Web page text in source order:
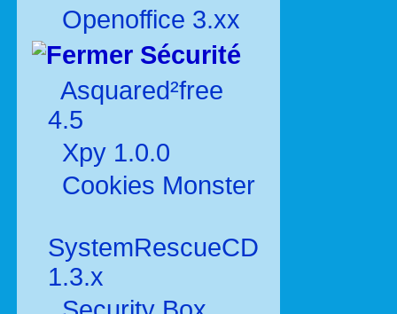
Openoffice 3.xx
Sécurité
Asquared²free
4.5
Xpy 1.0.0
Cookies Monster
SystemRescueCD
1.3.x